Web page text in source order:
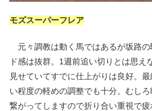
モズスーパーフレア
元々調教は動く馬ではあるが坂路
ド感は抜群。1週前追い切りとは思え
見せていてすでに仕上がりは良好。
い程度の軽めの調整でも十分。むし
繋がってしますので折り合い重視で